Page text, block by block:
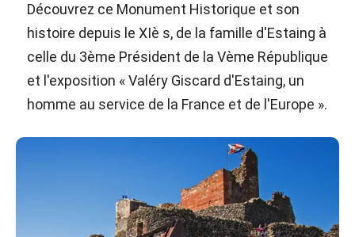
Découvrez ce Monument Historique et son
histoire depuis le XIè s, de la famille d'Estaing à
celle du 3ème Président de la Vème République
et l'exposition « Valéry Giscard d'Estaing, un
homme au service de la France et de l'Europe ».